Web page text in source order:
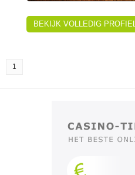
BEKIJK VOLLEDIG PROFIEL
1